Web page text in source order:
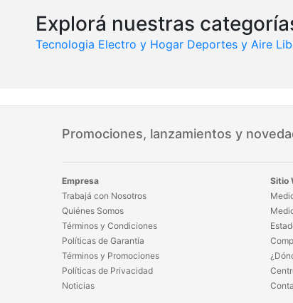
Explorá nuestras
Tecnologia Electro y Hogar Deportes y Aire
Promociones, lanzamientos y
Empresa
Trabajá con Nosotros
Quiénes Somos
Términos y Condiciones
Políticas de Garantía
Términos y Promociones
Políticas de Privacidad
Noticias
Sitio